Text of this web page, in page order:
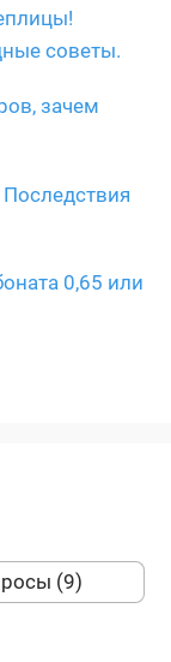
советы.
зачем
0,65 или
(9)